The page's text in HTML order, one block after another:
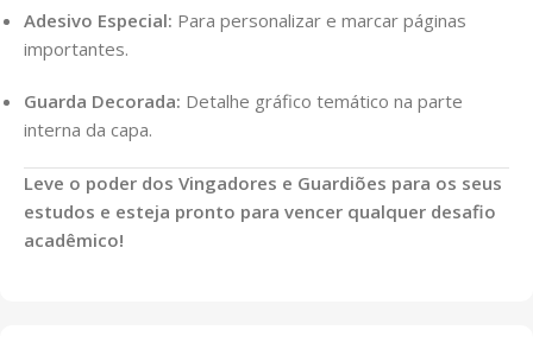
Adesivo Especial: Para personalizar e marcar páginas
importantes.
Guarda Decorada: Detalhe gráfico temático na parte
interna da capa.
Leve o poder dos Vingadores e Guardiões para os seus
estudos e esteja pronto para vencer qualquer desafio
acadêmico!